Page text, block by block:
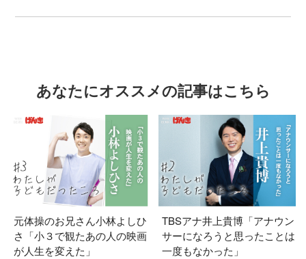
あなたにオススメの記事はこちら
元体操のお兄さん小林よしひ
さ「小３で観たあの人の映画
が人生を変えた」
TBSアナ井上貴博「アナウン
サーになろうと思ったことは
一度もなかった」